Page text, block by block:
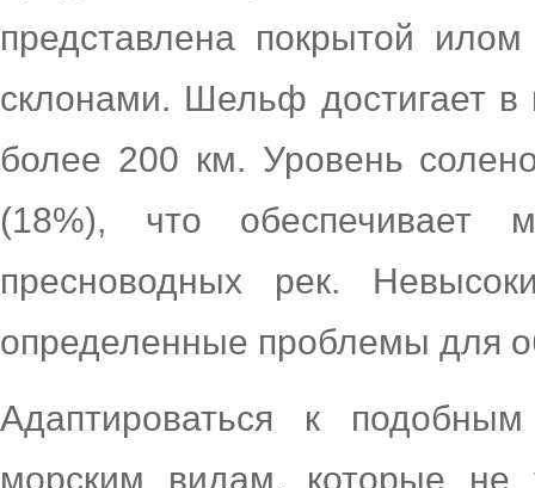
представлена покрытой
склонами. Шельф достигает в
более 200 км. Уровень
(18%), что обеспечивает
пресноводных рек.
определенные проблемы для
Адаптироваться к
морским видам, которые не